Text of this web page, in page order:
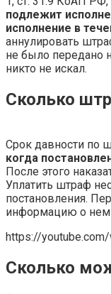
подлежит
исполнение в
аннулировать
не было передано
никто не искал.
Сколько
Срок давности
когда
После этого
Уплатить штраф
постановления.
информацию о
https://
Сколько